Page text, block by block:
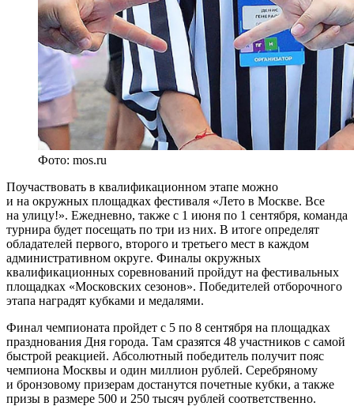
Фото: mos.ru
Поучаствовать в квалификационном этапе можно
и на окружных площадках фестиваля «Лето в Москве. Все
на улицу!». Ежедневно, также с 1 июня по 1 сентября, команда
турнира будет посещать по три из них. В итоге определят
обладателей первого, второго и третьего мест в каждом
административном округе. Финалы окружных
квалификационных соревнований пройдут на фестивальных
площадках «Московских сезонов». Победителей отборочного
этапа наградят кубками и медалями.
Финал чемпионата пройдет с 5 по 8 сентября на площадках
празднования Дня города. Там сразятся 48 участников с самой
быстрой реакцией. Абсолютный победитель получит пояс
чемпиона Москвы и один миллион рублей. Серебряному
и бронзовому призерам достанутся почетные кубки, а также
призы в размере 500 и 250 тысяч рублей соответственно.